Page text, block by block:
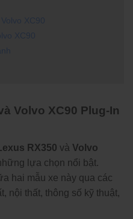
XC90
XC90
Volvo XC90 Plug-In
RX350 và Volvo
lựa chọn nổi bật.
hai mẫu xe này qua các
nội thất, thông số kỹ thuật,